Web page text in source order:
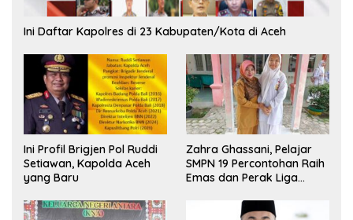
Ini Daftar Kapolres di 23 Kabupaten/Kota di Aceh
Ini Profil Brigjen Pol Ruddi
Setiawan, Kapolda Aceh
yang Baru
Zahra Ghassani, Pelajar
SMPN 19 Percontohan Raih
Emas dan Perak Liga